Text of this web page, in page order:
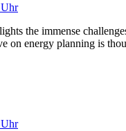
the immense
on energy planning is